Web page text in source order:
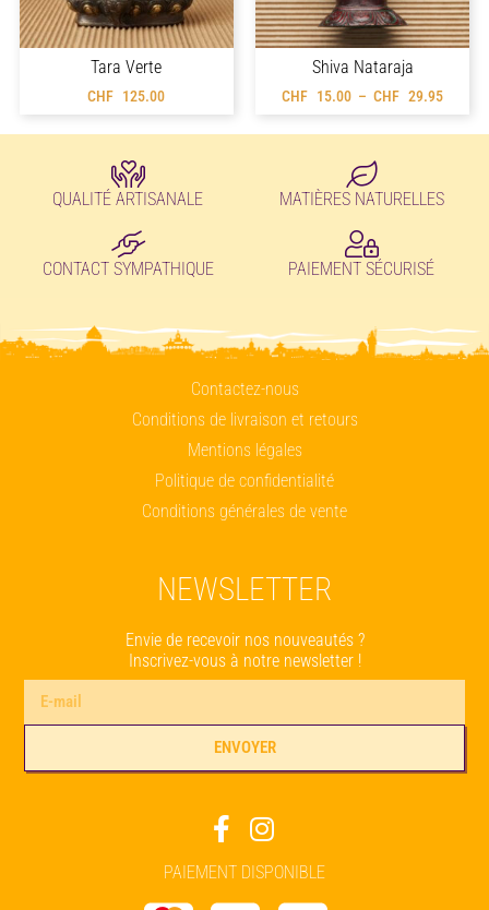
Tara Verte
CHF 125.00
Shiva Nataraja
CHF 15.00 – CHF 29.95
QUALITÉ ARTISANALE MATIÈRES NATURELLES
CONTACT SYMPATHIQUE PAIEMENT SÉCURISÉ
Contactez-nous
Conditions de livraison et retours
Mentions légales
Politique de confidentialité
Conditions générales de vente
NEWSLETTER
Envie de recevoir nos nouveautés ?
Inscrivez-vous à notre newsletter !
ENVOYER
PAIEMENT DISPONIBLE